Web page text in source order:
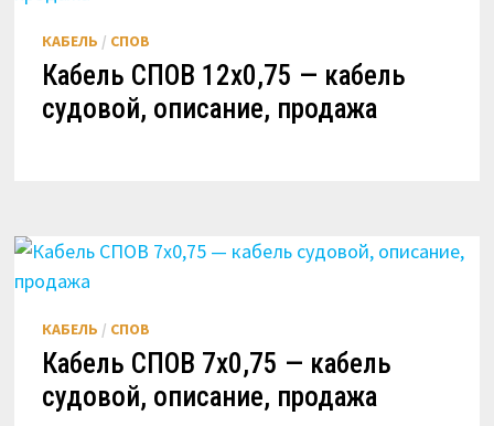
КАБЕЛЬ / СПОВ
Кабель СПОВ 12х0,75 — кабель
судовой, описание, продажа
КАБЕЛЬ / СПОВ
Кабель СПОВ 7х0,75 — кабель
судовой, описание, продажа